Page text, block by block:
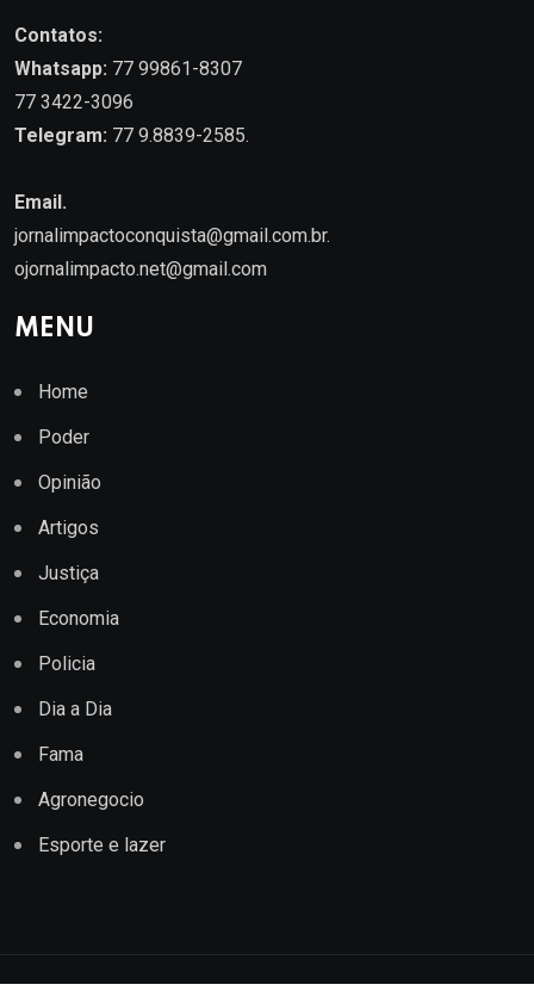
Contatos:
Whatsapp: 77 99861-8307
77 3422-3096
Telegram: 77 9.8839-2585.
Email.
jornalimpactoconquista@gmail.com.br.
ojornalimpacto.net@gmail.com
MENU
Home
Poder
Opinião
Artigos
Justiça
Economia
Policia
Dia a Dia
Fama
Agronegocio
Esporte e lazer